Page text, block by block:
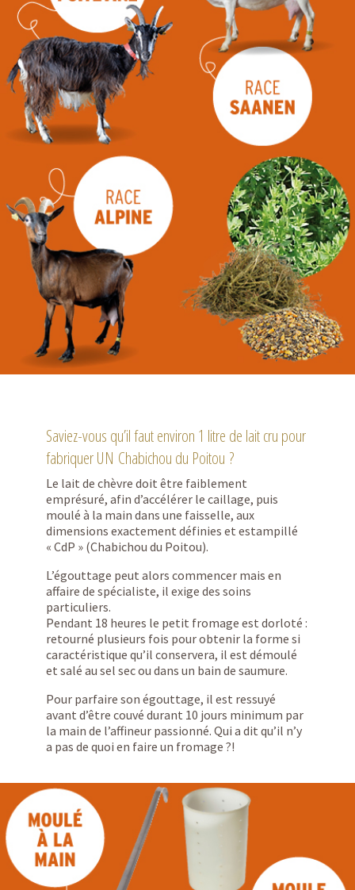
Saviez-vous qu’il faut environ 1 litre de lait cru pour
fabriquer UN Chabichou du Poitou ?
Le lait de chèvre doit être faiblement
emprésuré, afin d’accélérer le caillage, puis
moulé à la main dans une faisselle, aux
dimensions exactement définies et estampillé
« CdP » (Chabichou du Poitou).
L’égouttage peut alors commencer mais en
affaire de spécialiste, il exige des soins
particuliers.
Pendant 18 heures le petit fromage est dorloté :
retourné plusieurs fois pour obtenir la forme si
caractéristique qu’il conservera, il est démoulé
et salé au sel sec ou dans un bain de saumure.
Pour parfaire son égouttage, il est ressuyé
avant d’être couvé durant 10 jours minimum par
la main de l’affineur passionné. Qui a dit qu’il n’y
a pas de quoi en faire un fromage ?!